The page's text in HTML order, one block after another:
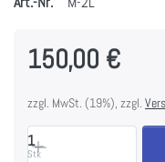
150,00 €
zzgl. MwSt. (19%), zzgl.
1
Stk